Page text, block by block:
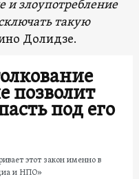
и злоупотребление
такую
Долидзе.
позволит
под его
этот закон именно в
и НПО»